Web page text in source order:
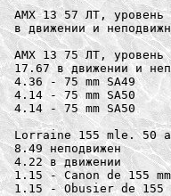
AMX 13 57 ЛТ, уровень
в движении и
AMX 13 75 ЛТ, уровень
17.67 в движении и
4.36 - 75 mm SA49
4.14 - 75 mm SA50
4.14 - 75 mm SA50
Lorraine 155 mle. 50
8.49 неподвижен
4.22 в движении
1.15 - Canon de 155
1.15 - Obusier de 155